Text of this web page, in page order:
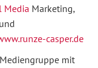
Media Marketing,
und
casper.de
mit